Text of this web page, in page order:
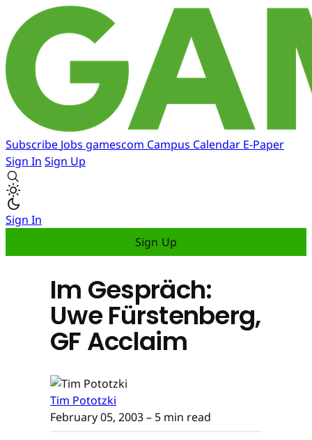
Subscribe Jobs gamescom Campus Calendar E-Paper
Sign In Sign Up
Sign In
Sign Up
Im Gespräch:
Uwe Fürstenberg,
GF Acclaim
Tim Pototzki
February 05, 2003– 5 min read